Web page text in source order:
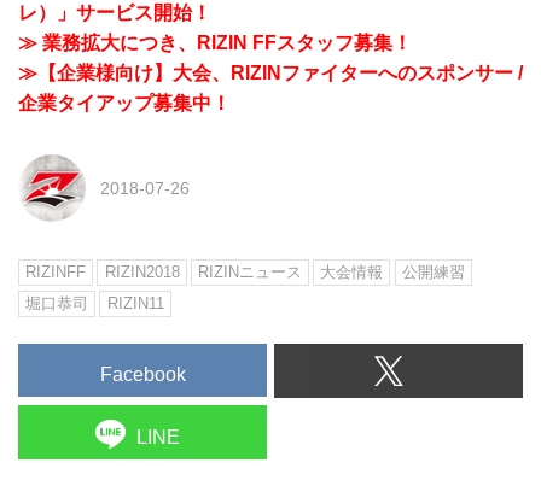
レ）」サービス開始！
≫ 業務拡大につき、RIZIN FFスタッフ募集！
≫【企業様向け】大会、RIZINファイターへのスポンサー /
企業タイアップ募集中！
2018-07-26
RIZINFF RIZIN2018 RIZINニュース 大会情報
公開練習
堀口恭司
RIZIN11
Facebook
LINE